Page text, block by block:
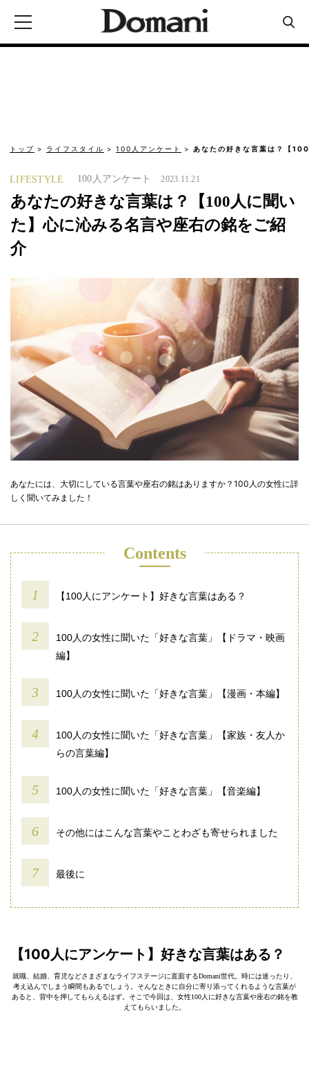
トップ ライフスタイル 100人アンケート あなたの好きな言葉は？【
LIFESTYLE 100人アンケート 2023.11.21
あなたの好きな言葉は？【100人に聞い
た】心に沁みる名言や座右の銘をご紹
介
あなたには、大切にしている言葉や座右の銘はありますか？100人の女性に詳
しく聞いてみました！
Contents
【100人にアンケート】好きな言葉はある？
100人の女性に聞いた「好きな言葉」【ドラマ・映画
編】
100人の女性に聞いた「好きな言葉」【漫画・本編】
100人の女性に聞いた「好きな言葉」【家族・友人か
らの言葉編】
100人の女性に聞いた「好きな言葉」【音楽編】
その他にはこんな言葉やことわざも寄せられました
最後に
【100人にアンケート】好きな言葉はある？
就職、結婚、育児などさまざまなライフステージに直面するDomani世代。時には迷ったり、
考え込んでしまう瞬間もあるでしょう。そんなときに自分に寄り添ってくれるような言葉が
あると、背中を押してもらえるはず。そこで今回は、女性100人に好きな言葉や座右の銘を教
えてもらいました。